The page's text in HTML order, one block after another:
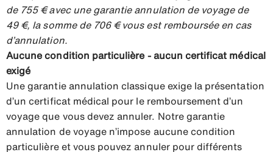
de 755 € avec une garantie annulation de voyage de
49 €, la somme de 706 € vous est remboursée en cas
d’annulation.
Aucune condition particulière - aucun certificat médical
exigé
Une garantie annulation classique exige la présentation
d’un certificat médical pour le remboursement d’un
voyage que vous devez annuler. Notre garantie
annulation de voyage n’impose aucune condition
particulière et vous pouvez annuler pour différents